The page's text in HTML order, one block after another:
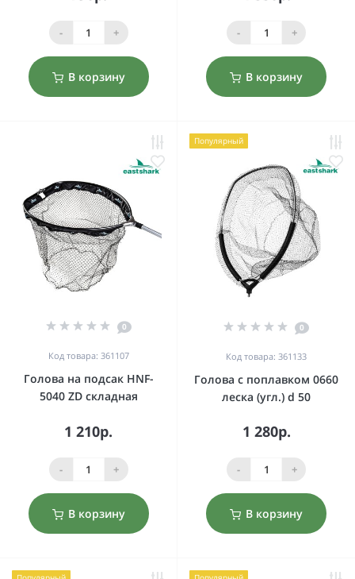
- +
В корзину
- +
В корзину
0
Код товара: 361107
Голова на подсак HNF-
5040 ZD складная
1 210р.
- +
В корзину
Популярный
0
Код товара: 361133
Голова с поплавком 0660
леска (угл.) d 50
1 280р.
- +
В корзину